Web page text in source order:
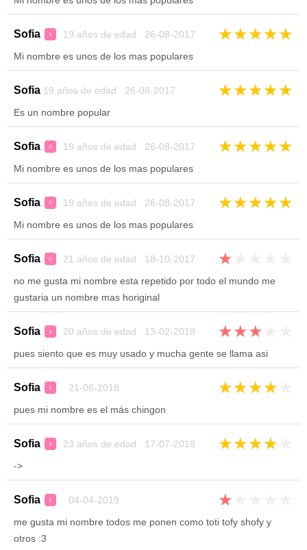
Sofia ♀ 19 años de edad 26-08-2017 ★★★★★
Mi nombre es unos de los mas populares
Sofia 19 años de edad 26-08-2017 ★★★★★
Es un nombre popular
Sofia ♀ 19 años de edad 26-08-2017 ★★★★★
Mi nombre es unos de los mas populares
Sofia ♀ 19 años de edad 26-08-2017 ★★★★★
Mi nombre es unos de los mas populares
Sofia ♀ 21 años de edad 18-10-2017 ★
no me gusta mi nombre esta repetido por todo el mundo me
gustaria un nombre mas horiginal
Sofia ♀ 20 años de edad 13-02-2018 ★★★
pues siento que es muy usado y mucha gente se llama asi
Sofia ♀ 21-06-2018 ★★★★
pues mi nombre es el más chingon
Sofia ♀ 23 años de edad 17-07-2018 ★★★★
->
Sofia ♀ 04-04-2019 ★
me gusta mi nombre todos me ponen como toti tofy shofy y
otros :3